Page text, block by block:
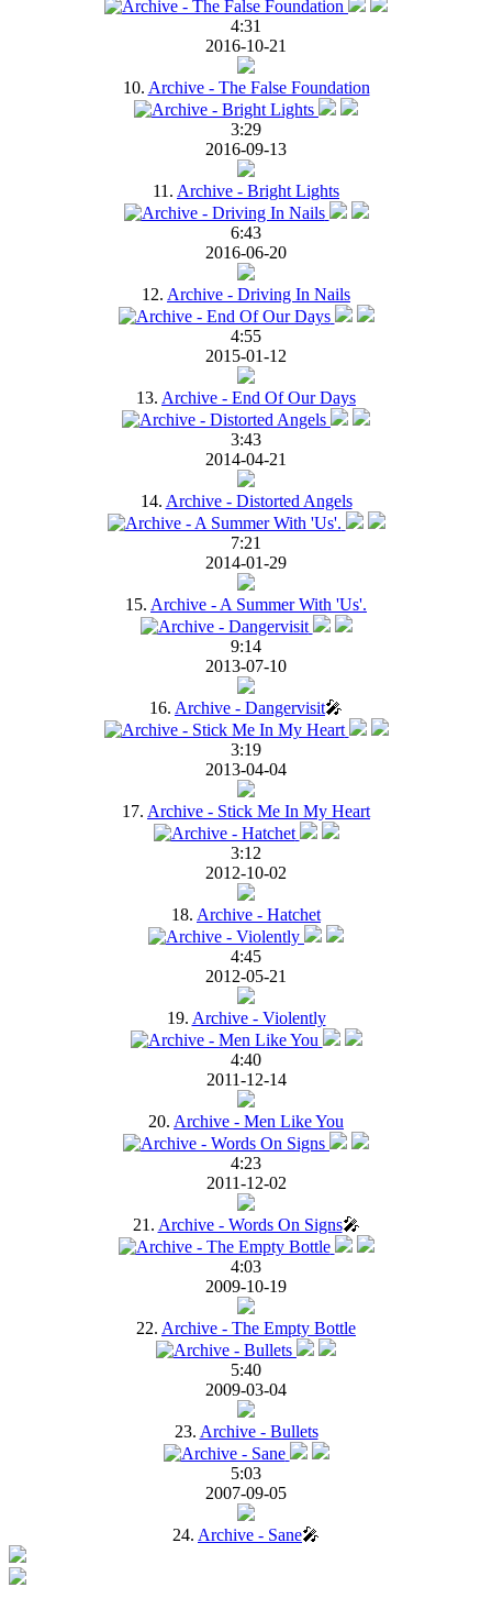
4:31
2016-10-21
10. Archive - The False Foundation
3:29
2016-09-13
11. Archive - Bright Lights
6:43
2016-06-20
12. Archive - Driving In Nails
4:55
2015-01-12
13. Archive - End Of Our Days
3:43
2014-04-21
14. Archive - Distorted Angels
7:21
2014-01-29
15. Archive - A Summer With 'Us'.
9:14
2013-07-10
16. Archive - Dangervisit🎤
3:19
2013-04-04
17. Archive - Stick Me In My Heart
3:12
2012-10-02
18. Archive - Hatchet
4:45
2012-05-21
19. Archive - Violently
4:40
2011-12-14
20. Archive - Men Like You
4:23
2011-12-02
21. Archive - Words On Signs🎤
4:03
2009-10-19
22. Archive - The Empty Bottle
5:40
2009-03-04
23. Archive - Bullets
5:03
2007-09-05
24. Archive - Sane🎤